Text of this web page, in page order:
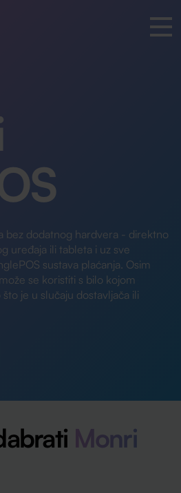
bez dodatnog hardvera - direktno
uređaja ili tableta i uz sve
sustava plaćanja. Osim
se koristiti s bilo kojom
je u slučaju dostavljača ili
Monri